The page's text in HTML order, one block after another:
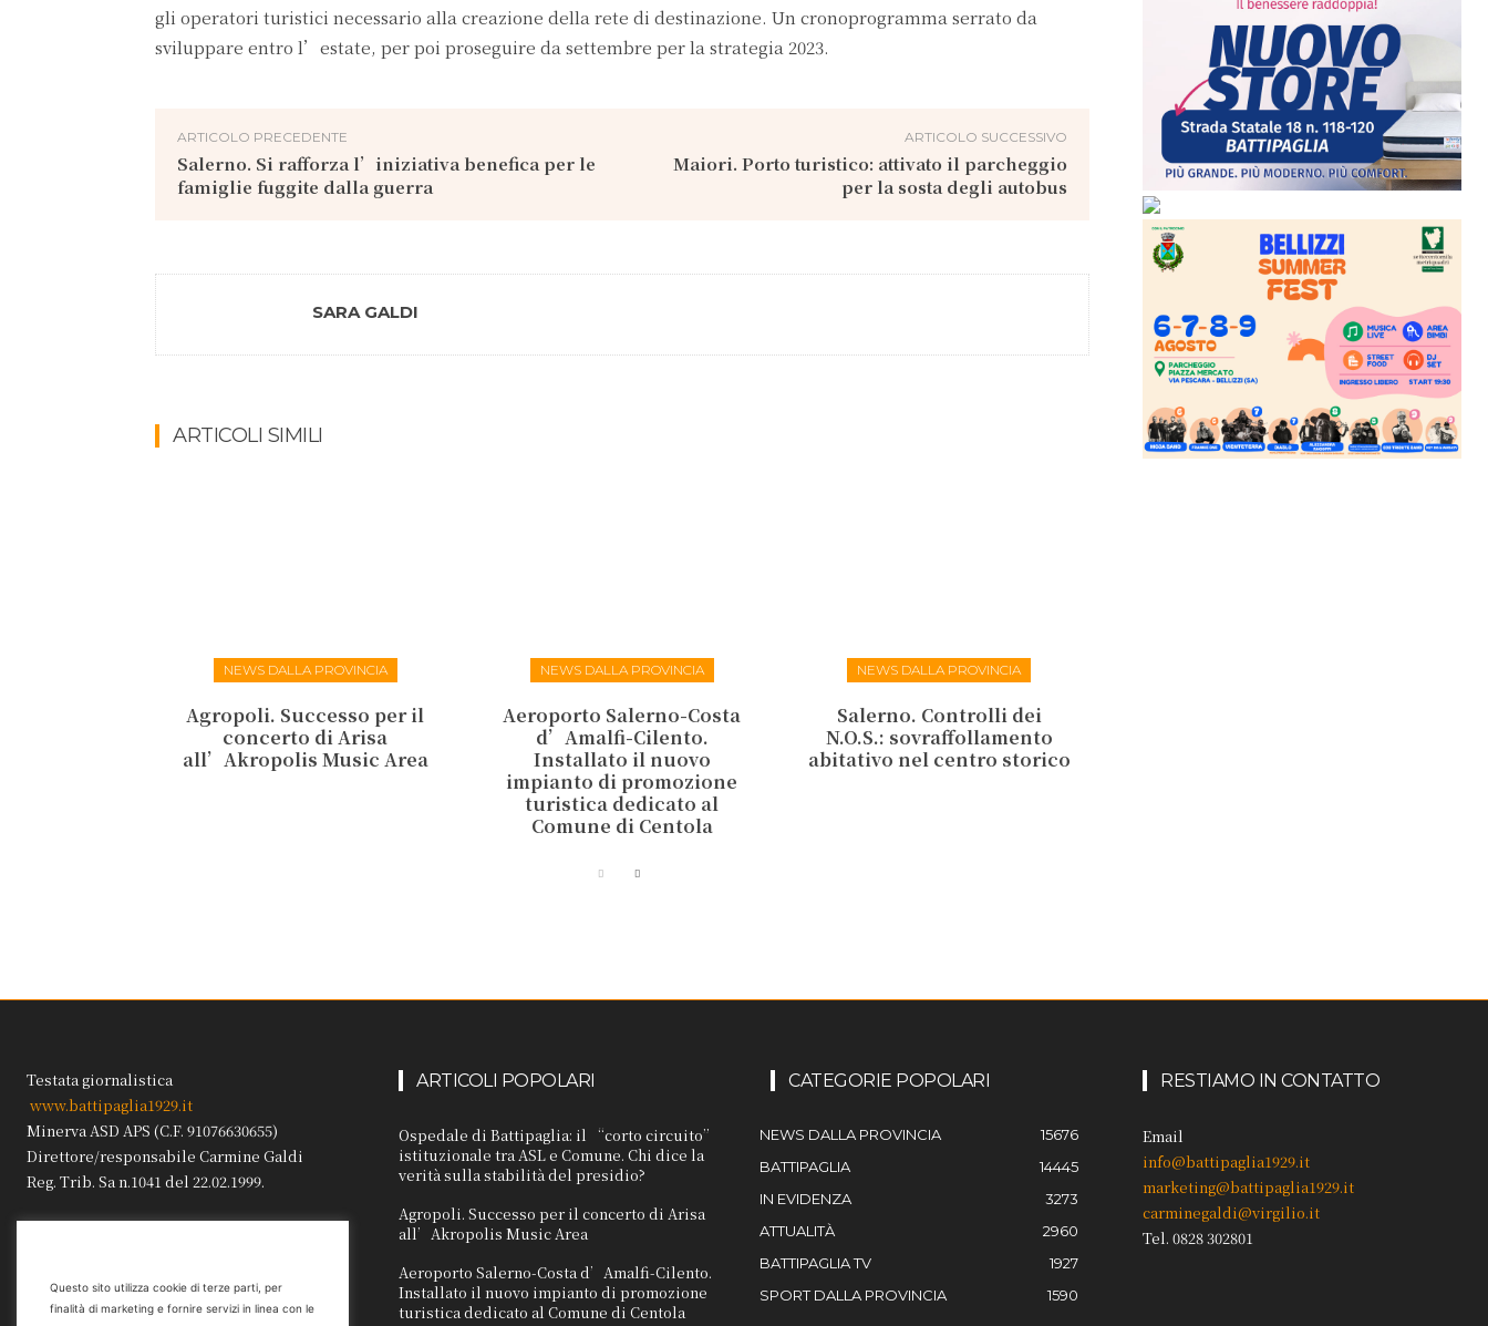
gli operatori turistici necessario alla creazione della rete di destinazione. Un cronoprogramma serrato da
sviluppare entro l’estate, per poi proseguire da settembre per la strategia 2023.
ARTICOLO PRECEDENTE
Salerno. Si rafforza l’iniziativa benefica per le
famiglie fuggite dalla guerra
ARTICOLO SUCCESSIVO
Maiori. Porto turistico: attivato il parcheggio
per la sosta degli autobus
SARA GALDI
ARTICOLI SIMILI
NEWS DALLA PROVINCIA
Agropoli. Successo per il
concerto di Arisa
all’Akropolis Music Area
NEWS DALLA PROVINCIA
Aeroporto Salerno-Costa
d’Amalfi-Cilento.
Installato il nuovo
impianto di promozione
turistica dedicato al
Comune di Centola
NEWS DALLA PROVINCIA
Salerno. Controlli dei
N.O.S.: sovraffollamento
abitativo nel centro storico
Testata giornalistica
www.battipaglia1929.it
Minerva ASD APS (C.F. 91076630655)
Direttore/responsabile Carmine Galdi
Reg. Trib. Sa n.1041 del 22.02.1999.
ARTICOLI POPOLARI
Ospedale di Battipaglia: il “corto circuito”
istituzionale tra ASL e Comune. Chi dice la
verità sulla stabilità del presidio?
Agropoli. Successo per il concerto di Arisa
all’Akropolis Music Area
Aeroporto Salerno-Costa d’Amalfi-Cilento.
Installato il nuovo impianto di promozione
turistica dedicato al Comune di Centola
CATEGORIE POPOLARI
NEWS DALLA PROVINCIA
15676
BATTIPAGLIA
14445
IN EVIDENZA
3273
ATTUALITÀ
2960
BATTIPAGLIA TV
1927
SPORT DALLA PROVINCIA
1590
RESTIAMO IN CONTATTO
Email
info@battipaglia1929.it
marketing@battipaglia1929.it
carminegaldi@virgilio.it
Tel. 0828 302801
Questo sito utilizza cookie di terze parti, per
finalità di marketing e fornire servizi in linea con le